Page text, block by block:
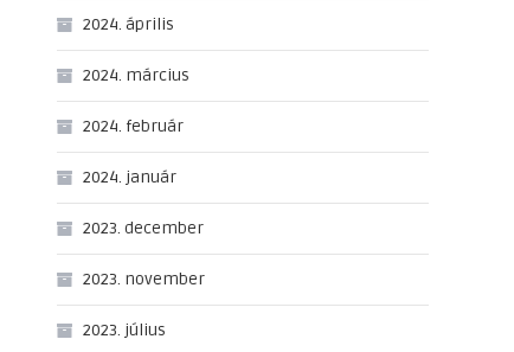
2024. április
2024. március
2024. február
2024. január
2023. december
2023. november
2023. július